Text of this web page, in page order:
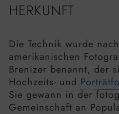
HERKUNFT
Die Technik wurde
amerikanischen
Brenizer benannt, der
Hochzeits- und
Sie gewann in der
Gemeinschaft an